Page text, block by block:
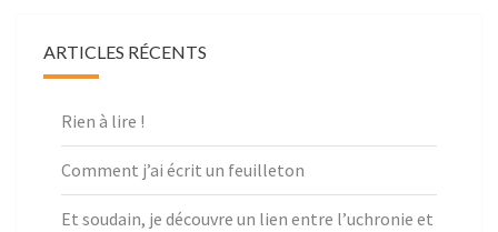
ARTICLES RÉCENTS
Rien à lire !
Comment j’ai écrit un feuilleton
Et soudain, je découvre un lien entre l’uchronie et